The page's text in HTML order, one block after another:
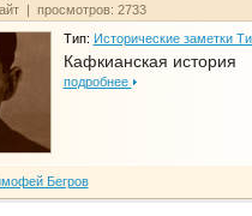
| просмотров: 2733
Тип: Исторические заметки
Кафкианская история
подробнее
Бегров